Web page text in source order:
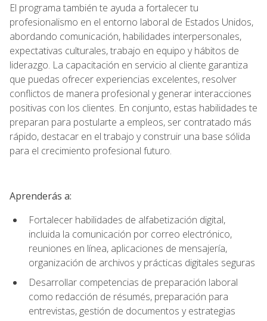
El programa también te ayuda a fortalecer tu
profesionalismo en el entorno laboral de Estados Unidos,
abordando comunicación, habilidades interpersonales,
expectativas culturales, trabajo en equipo y hábitos de
liderazgo. La capacitación en servicio al cliente garantiza
que puedas ofrecer experiencias excelentes, resolver
conflictos de manera profesional y generar interacciones
positivas con los clientes. En conjunto, estas habilidades te
preparan para postularte a empleos, ser contratado más
rápido, destacar en el trabajo y construir una base sólida
para el crecimiento profesional futuro.
Aprenderás a:
Fortalecer habilidades de alfabetización digital,
incluida la comunicación por correo electrónico,
reuniones en línea, aplicaciones de mensajería,
organización de archivos y prácticas digitales seguras
Desarrollar competencias de preparación laboral
como redacción de résumés, preparación para
entrevistas, gestión de documentos y estrategias